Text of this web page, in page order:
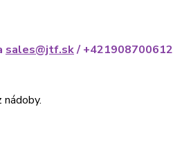
sales@jtf.sk/ +421908700612